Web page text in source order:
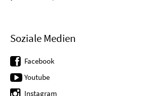
Soziale Medien
Facebook
Youtube
Instagram